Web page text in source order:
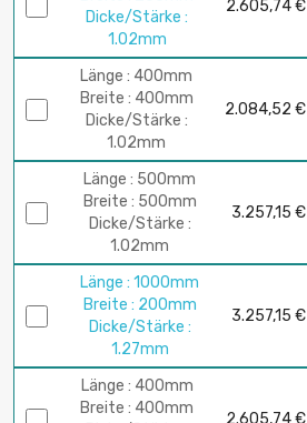
Dicke/Stärke :
1.02mm
2.605,74 €
Länge : 400mm
Breite : 400mm
Dicke/Stärke :
1.02mm
2.084,52 €
Länge : 500mm
Breite : 500mm
Dicke/Stärke :
1.02mm
3.257,15 €
Länge : 1000mm
Breite : 200mm
Dicke/Stärke :
1.27mm
3.257,15 €
Länge : 400mm
Breite : 400mm
2.605,74 €